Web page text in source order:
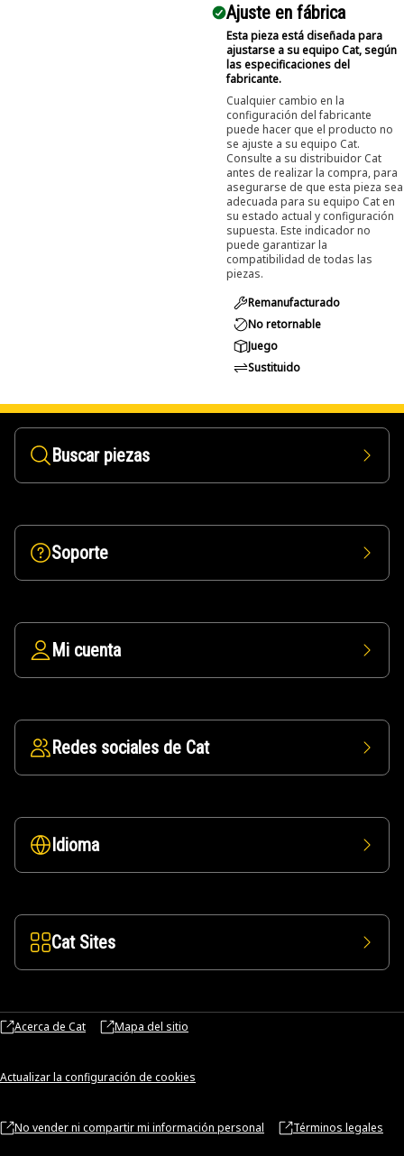
Ajuste en fábrica
Esta pieza está diseñada para
ajustarse a su equipo Cat, según
las especificaciones del
fabricante.
Cualquier cambio en la
configuración del fabricante
puede hacer que el producto no
se ajuste a su equipo Cat.
Consulte a su distribuidor Cat
antes de realizar la compra, para
asegurarse de que esta pieza sea
adecuada para su equipo Cat en
su estado actual y configuración
supuesta. Este indicador no
puede garantizar la
compatibilidad de todas las
piezas.
Remanufacturado
No retornable
Juego
Sustituido
Buscar piezas
Soporte
Mi cuenta
Redes sociales de Cat
Idioma
Cat Sites
Acerca de Cat Mapa del sitio
Actualizar la configuración de cookies
No vender ni compartir mi información personal Términos legales